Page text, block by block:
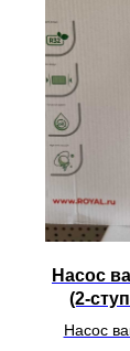
Насос
(2-
microns,
Насос